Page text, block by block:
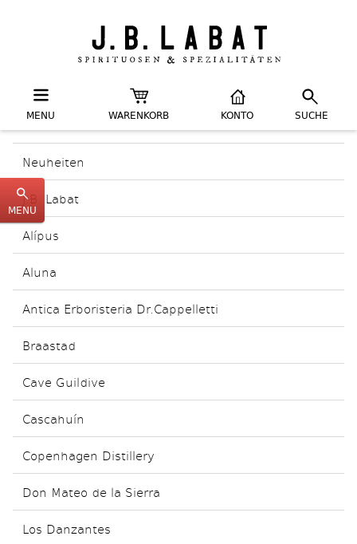
MENU WARENKORB KONTO SUCHE
Neuheiten
J.B. Labat
Alípus
Aluna
Antica Erboristeria Dr.Cappelletti
Braastad
Cave Guildive
Cascahuín
Copenhagen Distillery
Don Mateo de la Sierra
Los Danzantes
MENU